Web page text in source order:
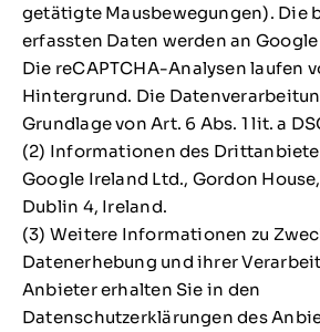
getätigte Mausbewegungen). Die
erfassten Daten werden an
Die reCAPTCHA-Analysen laufen
Hintergrund. Die
Grundlage von Art. 6 Abs. 1 lit. a
(2) Informationen des
Google Ireland Ltd., Gordon
Dublin 4, Ireland.
(3) Weitere Informationen zu
Datenerhebung und ihrer
Anbieter erhalten Sie in den
Datenschutzerklärungen des